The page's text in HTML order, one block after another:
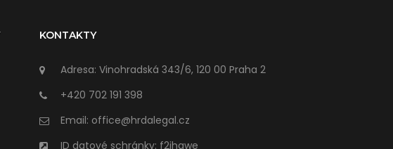
KONTAKTY
Adresa: Vinohradská 343/6, 120 00 Praha 2
+420 702 191 398
Email: office@hrdalegal.cz
ID datové schránky: f2jhgwe